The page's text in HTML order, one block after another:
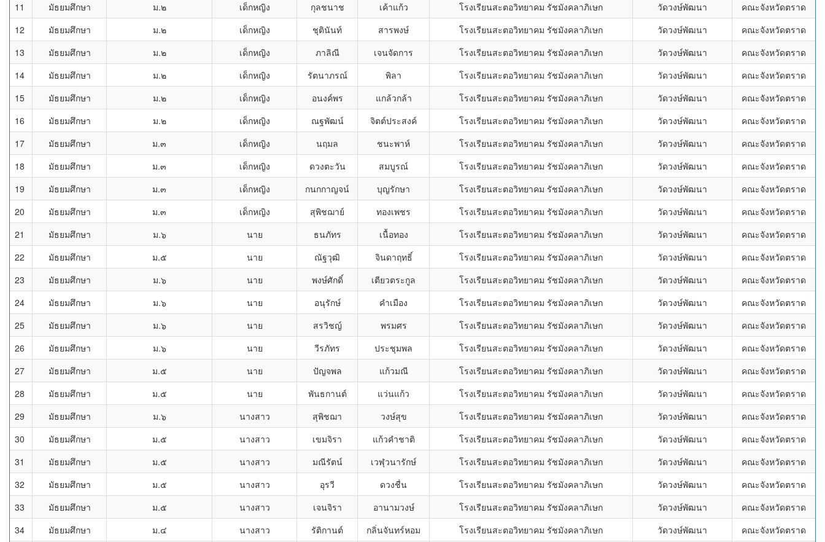
11
มัธยมศึกษา ม.๒ เด็กหญิง กุลชนาช เค้าแก้ว โรงเรียนสะตอวิทยาคม รัชมังคลาภิเษก วัดวงษ์พัฒนา
คณะจังหวัดตราด
12
มัธยมศึกษา ม.๒ เด็กหญิง ชุตินันท์ สารพงษ์ โรงเรียนสะตอวิทยาคม รัชมังคลาภิเษก วัดวงษ์พัฒนา
คณะจังหวัดตราด
13
มัธยมศึกษา ม.๒ เด็กหญิง ภาลิณี เจนจัดการ โรงเรียนสะตอวิทยาคม รัชมังคลาภิเษก วัดวงษ์พัฒนา
คณะจังหวัดตราด
14
มัธยมศึกษา ม.๒ เด็กหญิง รัตนาภรณ์ พิลา โรงเรียนสะตอวิทยาคม รัชมังคลาภิเษก วัดวงษ์พัฒนา
คณะจังหวัดตราด
15
มัธยมศึกษา ม.๒ เด็กหญิง อนงค์พร แกล้วกล้า โรงเรียนสะตอวิทยาคม รัชมังคลาภิเษก วัดวงษ์พัฒนา
คณะจังหวัดตราด
16
มัธยมศึกษา ม.๒ เด็กหญิง ณฐพัฒน์ จิตต์ประสงค์ โรงเรียนสะตอวิทยาคม รัชมังคลาภิเษก วัดวงษ์พัฒนา
คณะจังหวัดตราด
17
มัธยมศึกษา ม.๓ เด็กหญิง นฤมล ชนะพาห์ โรงเรียนสะตอวิทยาคม รัชมังคลาภิเษก วัดวงษ์พัฒนา
คณะจังหวัดตราด
18
มัธยมศึกษา ม.๓ เด็กหญิง ดวงตะวัน สมบูรณ์ โรงเรียนสะตอวิทยาคม รัชมังคลาภิเษก วัดวงษ์พัฒนา
คณะจังหวัดตราด
19
มัธยมศึกษา ม.๓ เด็กหญิง กนกกาญจน์ บุญรักษา โรงเรียนสะตอวิทยาคม รัชมังคลาภิเษก วัดวงษ์พัฒนา
คณะจังหวัดตราด
20
มัธยมศึกษา ม.๓ เด็กหญิง สุพิชฌาย์ ทองเพชร โรงเรียนสะตอวิทยาคม รัชมังคลาภิเษก วัดวงษ์พัฒนา
คณะจังหวัดตราด
21
มัธยมศึกษา ม.๖ นาย ธนภัทร เนื้อทอง โรงเรียนสะตอวิทยาคม รัชมังคลาภิเษก วัดวงษ์พัฒนา
คณะจังหวัดตราด
22
มัธยมศึกษา ม.๕ นาย ณัฐวุฒิ จินดาฤทธิ์ โรงเรียนสะตอวิทยาคม รัชมังคลาภิเษก วัดวงษ์พัฒนา
คณะจังหวัดตราด
23
มัธยมศึกษา ม.๖ นาย พงษ์ศักดิ์ เตียวตระกูล โรงเรียนสะตอวิทยาคม รัชมังคลาภิเษก วัดวงษ์พัฒนา
คณะจังหวัดตราด
24
มัธยมศึกษา ม.๖ นาย อนุรักษ์ คำเมือง โรงเรียนสะตอวิทยาคม รัชมังคลาภิเษก วัดวงษ์พัฒนา
คณะจังหวัดตราด
25
มัธยมศึกษา ม.๖ นาย สรวิชญ์ พรมศร โรงเรียนสะตอวิทยาคม รัชมังคลาภิเษก วัดวงษ์พัฒนา
คณะจังหวัดตราด
26
มัธยมศึกษา ม.๖ นาย วีรภัทร ประชุมพล โรงเรียนสะตอวิทยาคม รัชมังคลาภิเษก วัดวงษ์พัฒนา
คณะจังหวัดตราด
27
มัธยมศึกษา ม.๕ นาย ปัญจพล แก้วมณี โรงเรียนสะตอวิทยาคม รัชมังคลาภิเษก วัดวงษ์พัฒนา
คณะจังหวัดตราด
28
มัธยมศึกษา ม.๕ นาย พันธกานต์ แว่นแก้ว โรงเรียนสะตอวิทยาคม รัชมังคลาภิเษก วัดวงษ์พัฒนา
คณะจังหวัดตราด
29
มัธยมศึกษา ม.๖ นางสาว สุพิชฌา วงษ์สุข โรงเรียนสะตอวิทยาคม รัชมังคลาภิเษก วัดวงษ์พัฒนา
คณะจังหวัดตราด
30
มัธยมศึกษา ม.๕ นางสาว เขมจิรา แก้วคำชาติ โรงเรียนสะตอวิทยาคม รัชมังคลาภิเษก วัดวงษ์พัฒนา
คณะจังหวัดตราด
31
มัธยมศึกษา ม.๕ นางสาว มณีรัตน์ เวฬุวนารักษ์ โรงเรียนสะตอวิทยาคม รัชมังคลาภิเษก วัดวงษ์พัฒนา
คณะจังหวัดตราด
32
มัธยมศึกษา ม.๕ นางสาว อุรวี ดวงชื่น โรงเรียนสะตอวิทยาคม รัชมังคลาภิเษก วัดวงษ์พัฒนา
คณะจังหวัดตราด
33
มัธยมศึกษา ม.๕ นางสาว เจนจิรา อานามวงษ์ โรงเรียนสะตอวิทยาคม รัชมังคลาภิเษก วัดวงษ์พัฒนา
คณะจังหวัดตราด
34
มัธยมศึกษา ม.๔ นางสาว รัติกานต์ กลิ่นจันทร์หอม โรงเรียนสะตอวิทยาคม รัชมังคลาภิเษก วัดวงษ์พัฒนา คณะจังหวัดตราด